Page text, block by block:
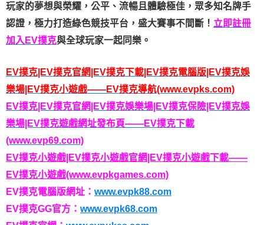
玩家的夢想與榮耀，公平、流暢且體驗極佳，眾多知名牌手
認證，極力打造綠色競技平台，盛大賽事不間斷！ 立即註冊
加入EV撲克與全球玩家一起同樂。
EV撲克|EV撲克官網|EV撲克下載|EV撲克電腦版|EV撲克娛
樂場|EV撲克小遊戲——EV撲克導航(www.evpks.com)
EV撲克|EV撲克官網|EV撲克娛樂場|EV撲克保險|EV撲克娛
樂場|EV撲克遊戲網址發布頁——EV撲克下載
(www.evp69.com)
EV撲克小遊戲|EV撲克小遊戲官網|EV撲克小遊戲下載——
EV撲克小遊戲(www.evpkgames.com)
EV撲克電腦版網址： www.evpk88.com
EV撲克GG官方： www.evpk68.com